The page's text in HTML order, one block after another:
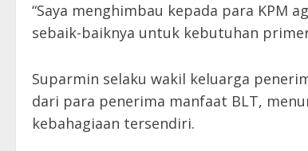
“Saya menghimbau kepada para KPM
sebaik-baiknya untuk kebutuhan
Suparmin selaku wakil keluarga
dari para penerima manfaat BLT,
kebahagiaan tersendiri.